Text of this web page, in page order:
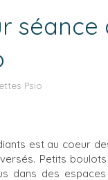
séance
Psio
est au coeur
Petits
dans des